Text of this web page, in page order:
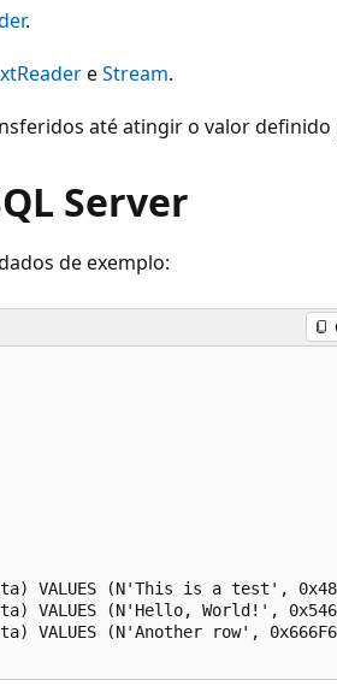
.
eStream.
até atingir o valor definido
Server
de exemplo:
VALUES (N'This is a test',
VALUES (N'Hello, World!',
VALUES (N'Another row',